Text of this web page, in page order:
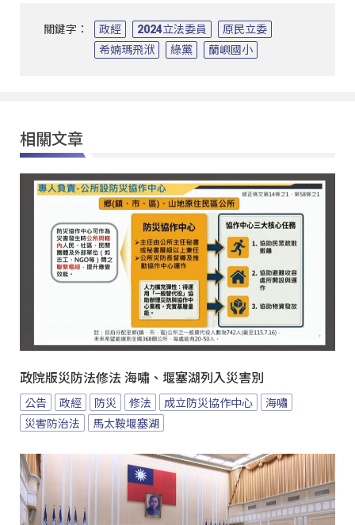
關鍵字： 政經 2024立法委員
原民立委
希婻瑪飛洑
綠黨 蘭嶼國小
相關文章
政院版災防法修法 海嘯、堰塞湖列入災害別
公告 政經 防災 修法 成立防災協作中心
海嘯
災害防治法
馬太鞍堰塞湖